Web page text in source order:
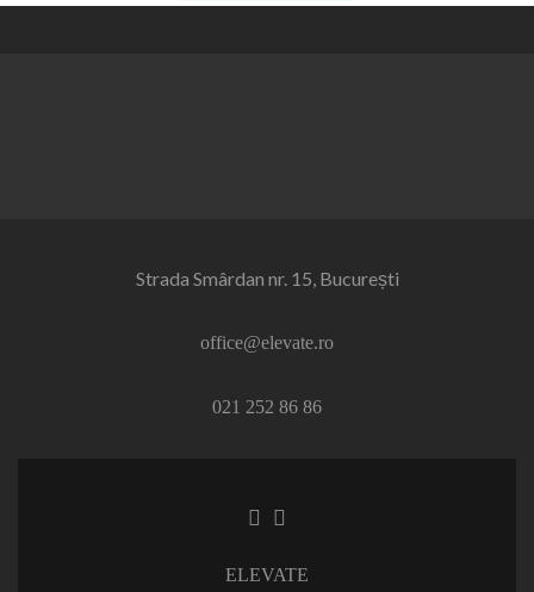
Strada Smârdan nr. 15, București
office@elevate.ro
021 252 86 86
Facebook
Linkedin
ELEVATE